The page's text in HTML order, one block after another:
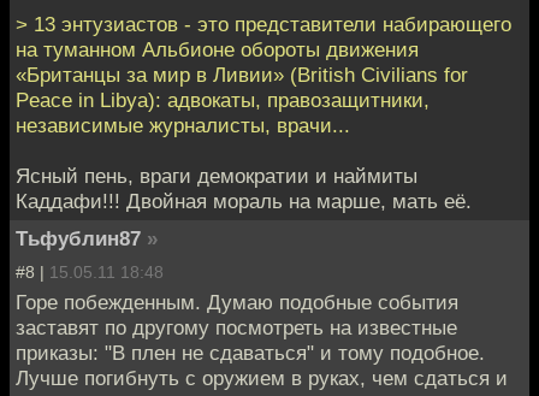
> 13 энтузиастов - это представители набирающего
на туманном Альбионе обороты движения
«Британцы за мир в Ливии» (British Civilians for
Peace in Libya): адвокаты, правозащитники,
независимые журналисты, врачи...
Ясный пень, враги демократии и наймиты
Каддафи!!! Двойная мораль на марше, мать её.
Тьфублин87 »
#8 | 15.05.11 18:48
Горе побежденным. Думаю подобные события
заставят по другому посмотреть на известные
приказы: "В плен не сдаваться" и тому подобное.
Лучше погибнуть с оружием в руках, чем сдаться и